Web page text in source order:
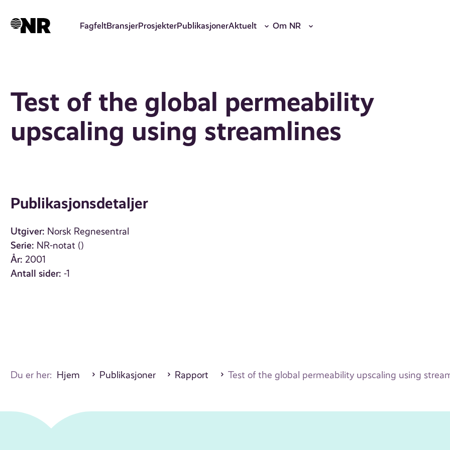
hovedinnhold
FagfeltBransjerProsjekterPublikasjonerAktuelt Om NR
Test of the global permeability
upscaling using streamlines
Publikasjonsdetaljer
Utgiver: Norsk Regnesentral
Serie: NR-notat ()
År: 2001
Antall sider: -1
Du er her: Hjem Publikasjoner Rapport Test of the global permeability upscaling using